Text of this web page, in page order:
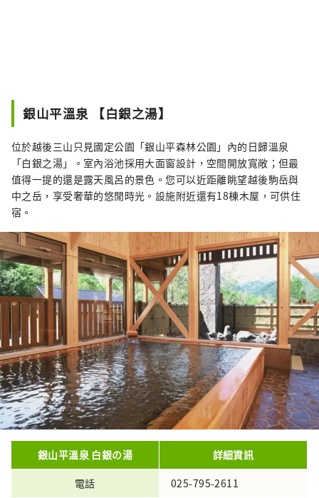
銀山平溫泉 【白銀之湯】
位於越後三山只見國定公園「銀山平森林公園」內的日歸溫泉
「白銀之湯」。室內浴池採用大面窗設計，空間開放寬敞；但最
值得一提的還是露天風呂的景色。您可以近距離眺望越後駒岳與
中之岳，享受奢華的悠閒時光。設施附近還有18棟木屋，可供住
宿。
銀山平溫泉 白銀の湯
詳細資訊
電話
025-795-2611